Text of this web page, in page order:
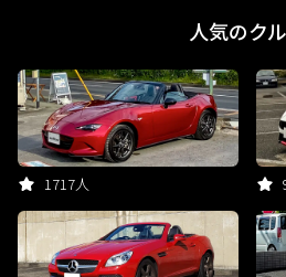
人気のク
1717人